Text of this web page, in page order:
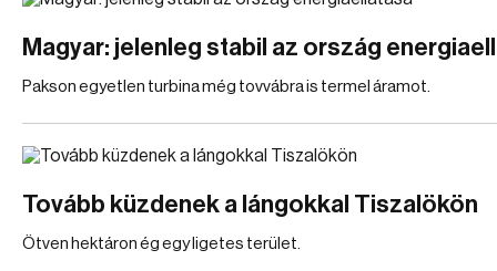
Magyar: jelenleg stabil az ország
Pakson egyetlen turbina még tovvábra is termel áramot.
Tovább küzdenek a lángokkal Tiszalökön
Ötven hektáron ég egy ligetes terület.